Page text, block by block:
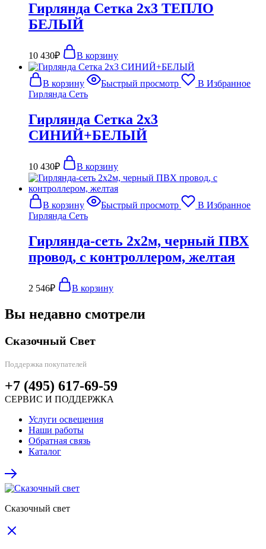
Гирлянда Сетка 2х3 ТЕПЛО
БЕЛЫЙ
10 430₽ В корзину
В корзину Быстрый просмотр
В Избранное
Гирлянда Сеть
Гирлянда Сетка 2х3
СИНИЙ+БЕЛЫЙ
10 430₽ В корзину
В корзину Быстрый просмотр
В Избранное
Гирлянда Сеть
Гирлянда-сеть 2х2м, черный ПВХ
провод, с контроллером, желтая
2 546₽ В корзину
Вы недавно смотрели
Сказочный Свет
Поддержка покупателей
+7 (495) 617-69-59
СЕРВИС И ПОДДЕРЖКА
Услуги освещения
Наши работы
Обратная связь
Каталог
Сказочный свет